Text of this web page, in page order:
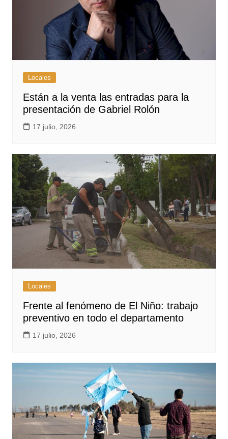
Locales
Están a la venta las entradas para la
presentación de Gabriel Rolón
17 julio, 2026
Locales
Frente al fenómeno de El Niño: trabajo
preventivo en todo el departamento
17 julio, 2026